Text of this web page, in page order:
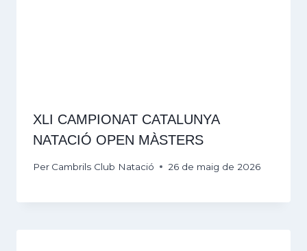
XLI CAMPIONAT CATALUNYA
NATACIÓ OPEN MÀSTERS
Per Cambrils Club Natació 26 de maig de 2026